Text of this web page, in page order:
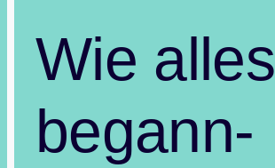
Wie alles
begann-